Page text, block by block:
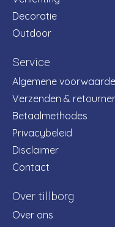
Decoratie
Outdoor
Service
Algemene
Verzenden &
Betaalmethodes
Privacybeleid
Disclaimer
Contact
Over tillborg
Over ons